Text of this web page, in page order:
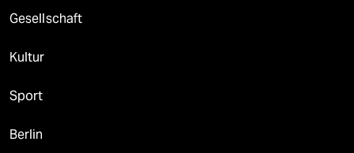
Gesellschaft
Kultur
Sport
Berlin